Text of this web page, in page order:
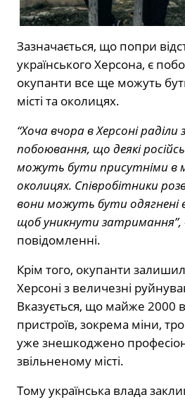
Зазначається, що попри
українського Херсона, є
окупанти все ще можуть
місті та околицях.
“Хоча вчора в Херсоні раділи
побоювання, що деякі
можуть бути присутніми в
околицях. Співробітники
вони можуть бути одягнені
щоб уникнути затримання”,
повідомленні.
Крім того, окупанти
Херсоні з величезні
Вказується, що майже 2000
пристроїв, зокрема міни,
уже знешкоджено
звільненому місті.
Тому українська влада